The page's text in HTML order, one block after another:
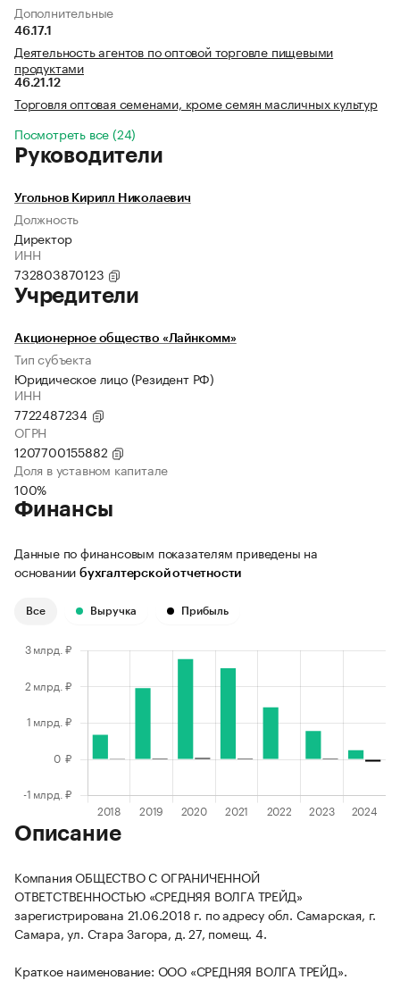
Дополнительные
46.17.1
Деятельность агентов по оптовой торговле пищевыми
продуктами
46.21.12
Торговля оптовая семенами, кроме семян масличных культур
Посмотреть все (24)
Руководители
Угольнов Кирилл Николаевич
Должность
Директор
ИНН
732803870123
Учредители
Акционерное общество «Лайнкомм»
Тип субъекта
Юридическое лицо (Резидент РФ)
ИНН
7722487234
ОГРН
1207700155882
Доля в уставном капитале
100%
Финансы
Данные по финансовым показателям приведены на
основании бухгалтерской отчетности
Все Выручка Прибыль
Описание
Компания ОБЩЕСТВО С ОГРАНИЧЕННОЙ
ОТВЕТСТВЕННОСТЬЮ «СРЕДНЯЯ ВОЛГА ТРЕЙД»
зарегистрирована 21.06.2018 г. по адресу обл. Самарская, г.
Самара, ул. Стара Загора, д. 27, помещ. 4.
Краткое наименование: ООО «СРЕДНЯЯ ВОЛГА ТРЕЙД».